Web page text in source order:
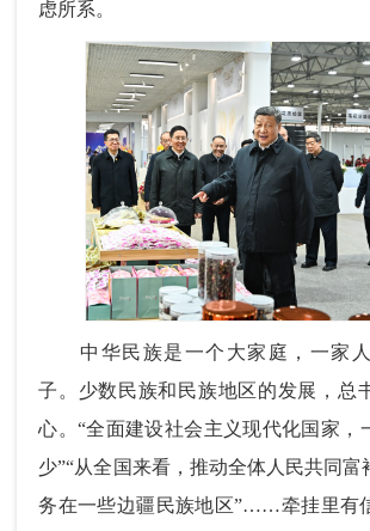
虑所系。
中华民族是一个大家庭，一家人
子。少数民族和民族地区的发展，总
心。“全面建设社会主义现代化国家，
少”“从全国来看，推动全体人民共同富
务在一些边疆民族地区”……牵挂里有